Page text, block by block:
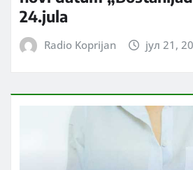
24.jula
Radio Koprijan јул 21,